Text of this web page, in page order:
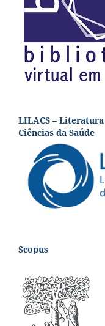
LILACS –
Ciências da Saúde
Scopus